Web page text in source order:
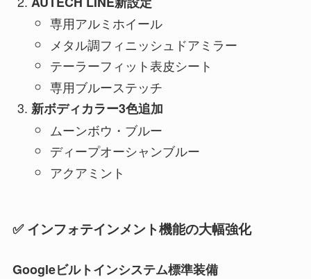
専用アルミホイール
メタル調フィニッシュドアミラー
テーラーフィット表皮シート
専用ブルーステッチ
新ボディカラー3色追加
ムーンボウ・ブルー
ディープオーシャンブルー
アクアミント
✅ インフォテインメント機能の大幅強化
Googleビルトインシステム標準装備